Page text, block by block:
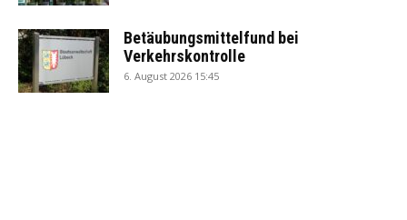
Betäubungsmittelfund bei
Verkehrskontrolle
6. August 2026 15:45